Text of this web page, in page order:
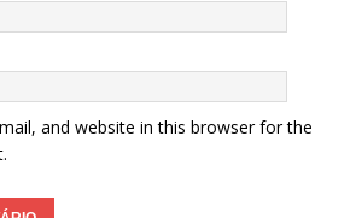
and website in this browser for the